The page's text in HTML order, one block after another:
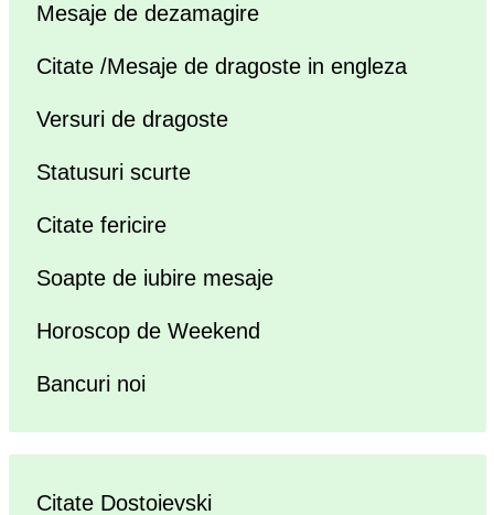
Mesaje de dezamagire
Citate /Mesaje de dragoste in engleza
Versuri de dragoste
Statusuri scurte
Citate fericire
Soapte de iubire mesaje
Horoscop de Weekend
Bancuri noi
Citate Dostoievski